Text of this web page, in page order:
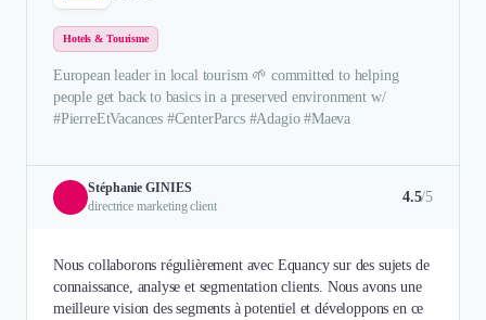
Hotels & Tourisme
European leader in local tourism 🌱 committed to helping
people get back to basics in a preserved environment w/
#PierreEtVacances #CenterParcs #Adagio #Maeva
Stéphanie GINIES
directrice marketing client
4.5/5
Nous collaborons régulièrement avec Equancy sur des sujets de
connaissance, analyse et segmentation clients. Nous avons une
meilleure vision des segments à potentiel et développons en ce